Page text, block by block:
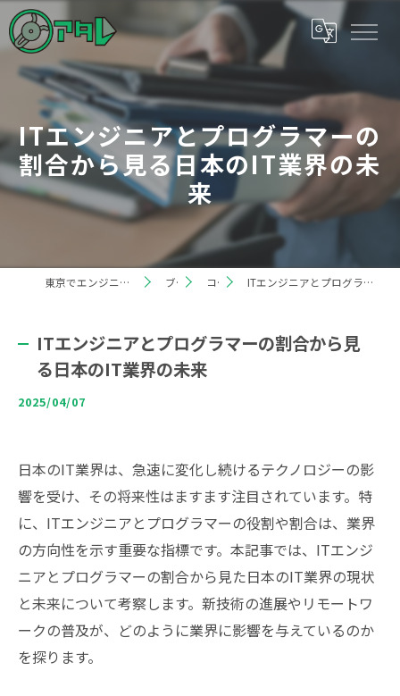
ITエンジニアとプログラマーの
割合から見る日本のIT業界の未
来
東京でエンジニアの求人なら株式会社アタレ ブログ コラム ITエンジニアとプログラマーの割合から見る日本のIT業界の未来
ITエンジニアとプログラマーの割合から見
る日本のIT業界の未来
2025/04/07
日本のIT業界は、急速に変化し続けるテクノロジーの影
響を受け、その将来性はますます注目されています。特
に、ITエンジニアとプログラマーの役割や割合は、業界
の方向性を示す重要な指標です。本記事では、ITエンジ
ニアとプログラマーの割合から見た日本のIT業界の現状
と未来について考察します。新技術の進展やリモートワ
ークの普及が、どのように業界に影響を与えているのか
を探ります。